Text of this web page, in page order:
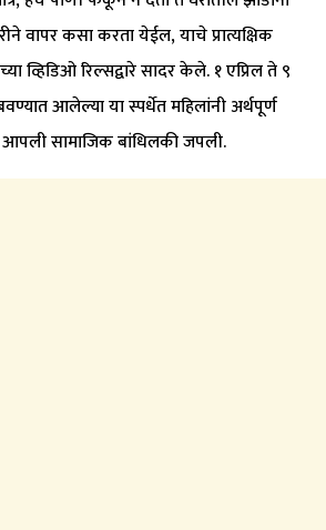
वापर कसा करता येईल, याचे प्रात्यक्षिक
व्हिडिओ रिल्सद्वारे सादर केले. १ एप्रिल ते ९
आलेल्या या स्पर्धेत महिलांनी अर्थपूर्ण
सामाजिक बांधिलकी जपली.